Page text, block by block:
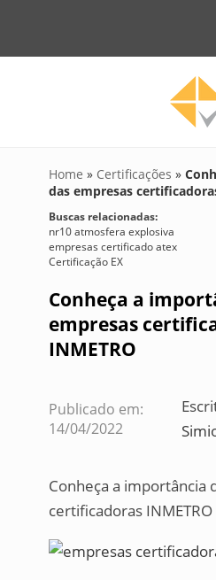
Home » Certificações »
das empresas
Buscas relacionadas:
nr10 atmosfera explosiva
empresas certificado atex
Certificação EX
Conheça a
empresas
INMETRO
Publicado em:
14/04/2022
Conheça a importância
certificadoras INMETRO